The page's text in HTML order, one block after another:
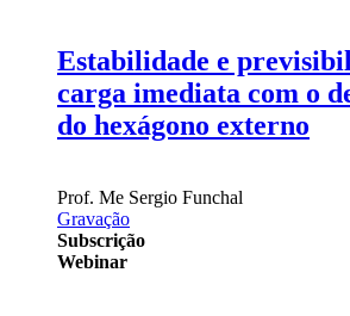
Estabilidade e
carga imediata com o
do hexágono externo
Prof. Me Sergio Funchal
Gravação
Subscrição
Webinar